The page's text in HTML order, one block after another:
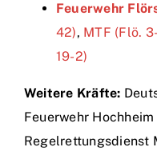
Feuerwehr
42), MTF (Flö.
19-2)
Weitere Kräfte:
Feuerwehr
Regelrettungsdienst